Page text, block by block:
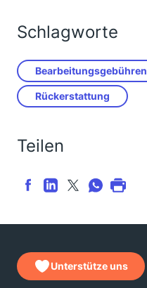
Schlagworte
Bearbeitungsgebühren
Rückerstattung
Teilen
Unterstütze uns